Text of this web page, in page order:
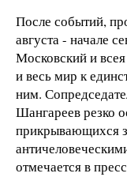
После событий,
августа - начале
Московский и
и весь мир к
ним.
Шангареев резко
прикрывающихся
отмечается в